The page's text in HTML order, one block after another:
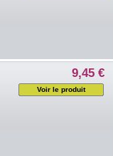
9,45 €
Voir le produit